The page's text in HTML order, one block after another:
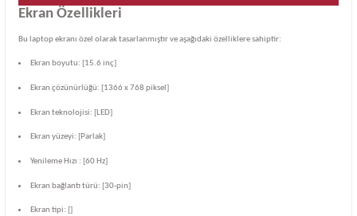
Ekran Özellikleri
Bu laptop ekranı özel olarak tasarlanmıştır ve aşağıdaki özelliklere sahiptir:
Ekran boyutu: [15.6 inç]
Ekran çözünürlüğü: [1366 x 768 piksel]
Ekran teknolojisi: [LED]
Ekran yüzeyi: [Parlak]
Yenileme Hızı : [60 Hz]
Ekran bağlantı türü: [30-pin]
Ekran tipi: []